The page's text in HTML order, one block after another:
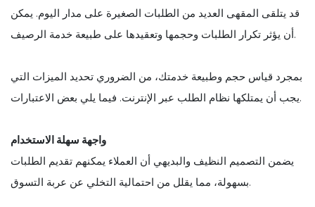
قد يتلقى المقهى العديد من الطلبات الصغيرة على مدار اليوم. يمكن
أن يؤثر تكرار الطلبات وحجمها وتعقيدها على طبيعة خدمة الرصيف.
بمجرد قياس حجم وطبيعة خدمتك، من الضروري تحديد الميزات التي
يجب أن يمتلكها نظام الطلب عبر الإنترنت. فيما يلي بعض الاعتبارات.
واجهة سهلة الاستخدام
يضمن التصميم النظيف والبديهي أن العملاء يمكنهم تقديم الطلبات
بسهولة، مما يقلل من احتمالية التخلي عن عربة التسوق.